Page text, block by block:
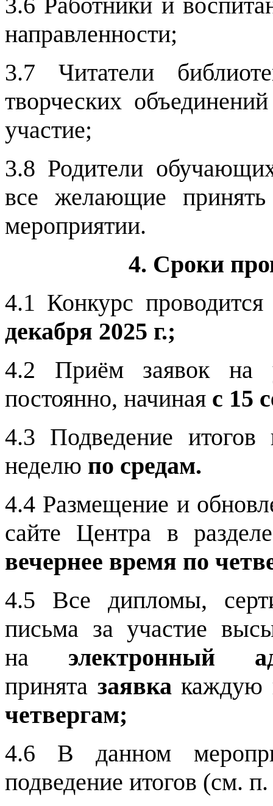
направленности;
3.7 Читатели
творческих
участие;
3.8 Родители
все желающие
мероприятии.
4. Сроки
4.1 Конкурс
декабря 2025 г.;
4.2 Приём заявок на
постоянно, начиная с 15
4.3 Подведение итогов
неделю по средам.
4.4 Размещение и
сайте Центра в
вечернее время по
4.5 Все дипломы,
письма за участие
на электронный
принята заявка
четвергам;
4.6 В данном
подведение итогов (см.